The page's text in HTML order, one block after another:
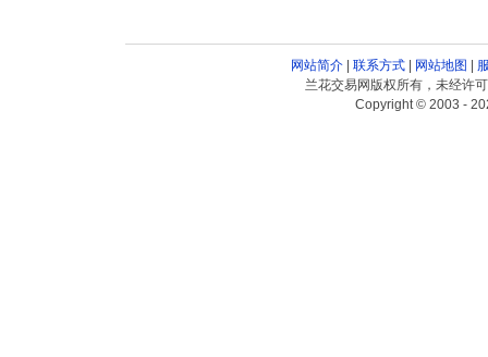
网站简介| 联系方式| 网站地图 |
兰花交易网版权所有，未经许
Copyright © 2003 -